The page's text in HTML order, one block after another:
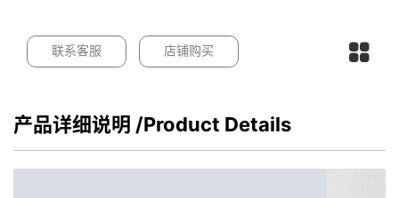
联系客服 店铺购买
产品详细说明 /Product Details